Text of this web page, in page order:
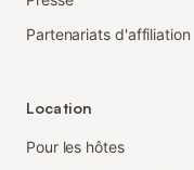
Partenariats d'affiliation
Location
Pour les hôtes